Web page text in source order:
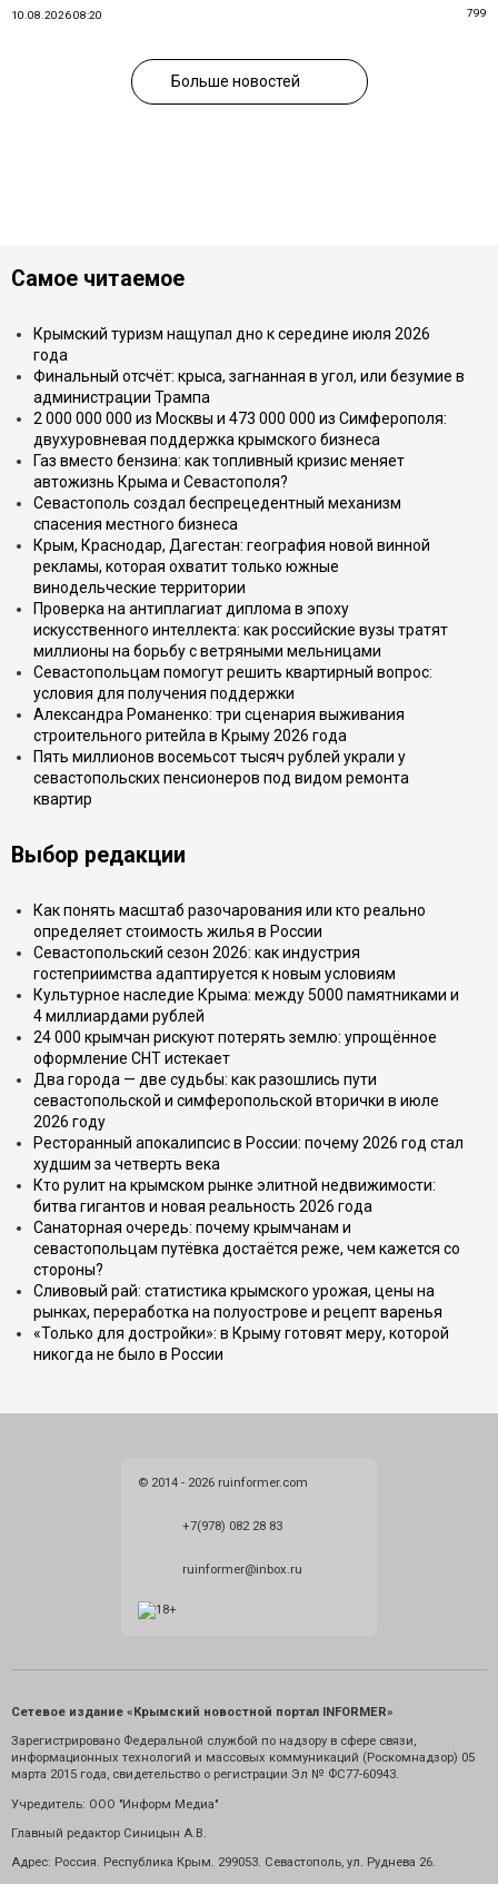
10.08.2026 08:20 799
Больше новостей
Самое читаемое
Крымский туризм нащупал дно к середине июля 2026
года
Финальный отсчёт: крыса, загнанная в угол, или безумие в
администрации Трампа
2 000 000 000 из Москвы и 473 000 000 из Симферополя:
двухуровневая поддержка крымского бизнеса
Газ вместо бензина: как топливный кризис меняет
автожизнь Крыма и Севастополя?
Севастополь создал беспрецедентный механизм
спасения местного бизнеса
Крым, Краснодар, Дагестан: география новой винной
рекламы, которая охватит только южные
винодельческие территории
Проверка на антиплагиат диплома в эпоху
искусственного интеллекта: как российские вузы тратят
миллионы на борьбу с ветряными мельницами
Севастопольцам помогут решить квартирный вопрос:
условия для получения поддержки
Александра Романенко: три сценария выживания
строительного ритейла в Крыму 2026 года
Пять миллионов восемьсот тысяч рублей украли у
севастопольских пенсионеров под видом ремонта
квартир
Выбор редакции
Как понять масштаб разочарования или кто реально
определяет стоимость жилья в России
Севастопольский сезон 2026: как индустрия
гостеприимства адаптируется к новым условиям
Культурное наследие Крыма: между 5000 памятниками и
4 миллиардами рублей
24 000 крымчан рискуют потерять землю: упрощённое
оформление СНТ истекает
Два города — две судьбы: как разошлись пути
севастопольской и симферопольской вторички в июле
2026 году
Ресторанный апокалипсис в России: почему 2026 год стал
худшим за четверть века
Кто рулит на крымском рынке элитной недвижимости:
битва гигантов и новая реальность 2026 года
Санаторная очередь: почему крымчанам и
севастопольцам путёвка достаётся реже, чем кажется со
стороны?
Сливовый рай: статистика крымского урожая, цены на
рынках, переработка на полуострове и рецепт варенья
«Только для достройки»: в Крыму готовят меру, которой
никогда не было в России
© 2014 - 2026 ruinformer.com
+7(978) 082 28 83
ruinformer@inbox.ru
Сетевое издание «Крымский новостной портал INFORMER»
Зарегистрировано Федеральной службой по надзору в сфере связи,
информационных технологий и массовых коммуникаций (Роскомнадзор) 05
марта 2015 года, свидетельство о регистрации Эл № ФС77-60943.
Учредитель: ООО "Информ Медиа"
Главный редактор Синицын А.В.
Адрес: Россия. Республика Крым. 299053. Севастополь, ул. Руднева 26.